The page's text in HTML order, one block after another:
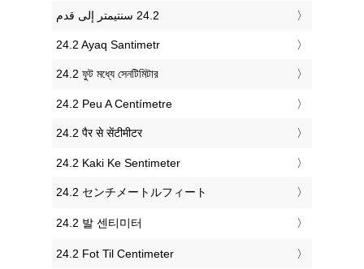
‎24.2 Ayaq Santimetr
‎24.2 ফুট মধ্যে সেনটিমিটার
‎24.2 Peu A Centímetre
‎24.2 पैर से सेंटीमीटर
‎24.2 Kaki Ke Sentimeter
‎24.2 センチメートルフィート
‎24.2 발 센티미터
‎24.2 Fot Til Centimeter